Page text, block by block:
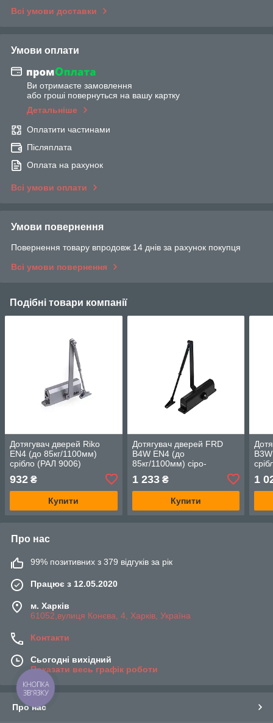
Всі умови доставки
Умови оплати
Ви отримаєте замовлення
або гроші повернуться на вашу картку
Детальніше
Оплатити частинами
Післяплата
Оплата на рахунок
Всі умови оплати
Умови повернення
Повернення товару впродовж 14 днів за рахунок покупця
Всі умови повернення
Подібні товари компанії
Дотягувач дверей Riko
EN4 (до 85кг/1100мм)
срібло (РАЛ 9006)
932 ₴
Купити
Дотягувач дверей FRD
B4W EN4 (до
85кг/1100мм) сіро-
1 233₴
Купити
1
Про нас
99% позитивних з 379 відгуків за рік
Працює з 12.05.2020
м. Харків
61052,вулиця Конєва, 4, Харків, Україна
Контакти
Сьогодні вихідний
Показати весь графік роботи
Про нас
КНОПКА
ЗВ'ЯЗКУ